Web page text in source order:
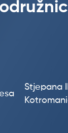
Stjepana